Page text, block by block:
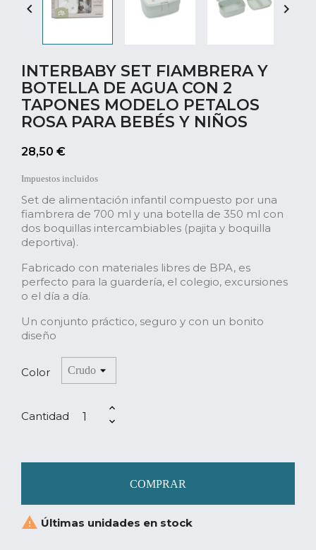
 
INTERBABY SET FIAMBRERA Y
BOTELLA DE AGUA CON 2
TAPONES MODELO PETALOS
ROSA PARA BEBÉS Y NIÑOS
28,50 €
Impuestos incluidos
Set de alimentación infantil compuesto por una
fiambrera de 700 ml y una botella de 350 ml con
dos boquillas intercambiables (pajita y boquilla
deportiva).
Fabricado con materiales libres de BPA, es
perfecto para la guardería, el colegio, excursiones
o el día a día.
Un conjunto práctico, seguro y con un bonito
diseño
Color
Cantidad
COMPRAR
 Últimas unidades en stock